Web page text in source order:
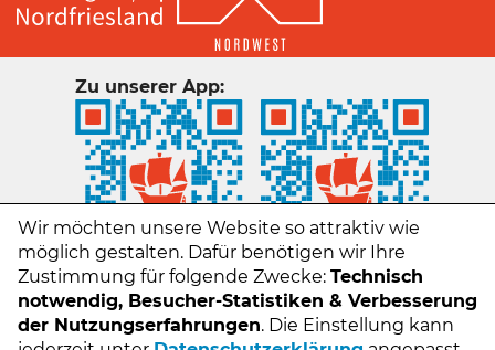
Zu unserer App:
Wir möchten unsere Website so attraktiv wie
möglich gestalten. Dafür benötigen wir Ihre
Zustimmung für folgende Zwecke: Technisch
notwendig, Besucher-Statistiken & Verbesserung
der Nutzungserfahrungen. Die Einstellung kann